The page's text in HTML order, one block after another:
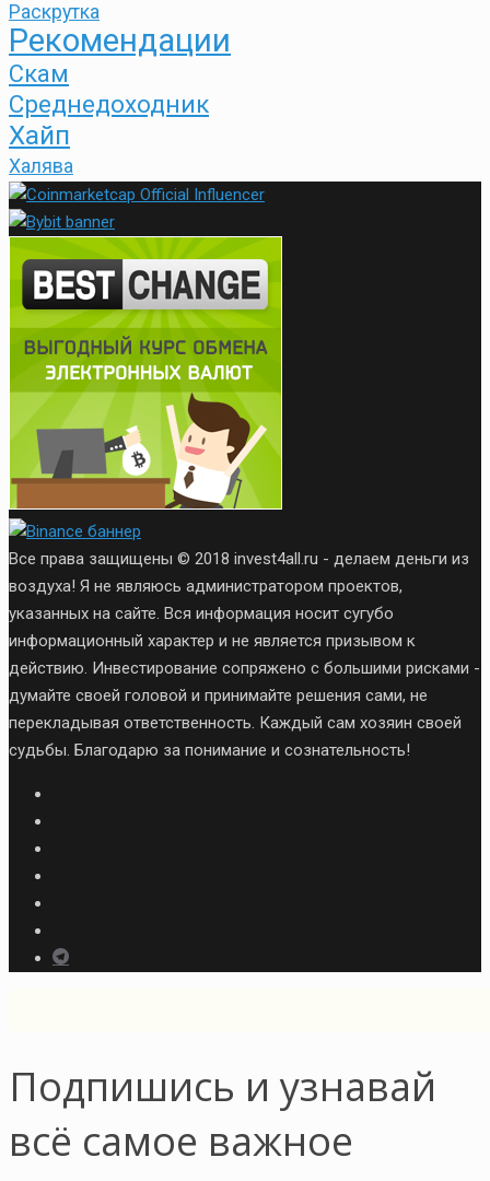
Раскрутка
Рекомендации
Скам
Среднедоходник
Хайп
Халява
Все права защищены © 2018 invest4all.ru - делаем деньги из
воздуха! Я не являюсь администратором проектов,
указанных на сайте. Вся информация носит сугубо
информационный характер и не является призывом к
действию. Инвестирование сопряжено с большими рисками -
думайте своей головой и принимайте решения сами, не
перекладывая ответственность. Каждый сам хозяин своей
судьбы. Благодарю за понимание и сознательность!
Подпишись и узнавай
всё самое важное